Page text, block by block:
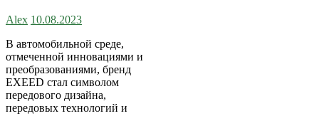
Alex 10.08.2023
В автомобильной среде,
отмеченной инновациями и
преобразованиями, бренд
EXEED стал символом
передового дизайна,
передовых технологий и